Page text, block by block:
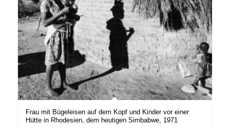
Frau mit Bügeleisen auf dem Kopf und Kinder vor einer
Hütte in Rhodesien, dem heutigen Simbabwe, 1971